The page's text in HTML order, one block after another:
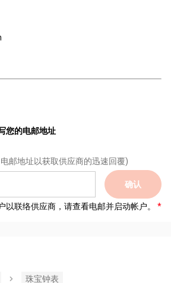
您的电邮地址
邮地址以获取供应商的迅速回覆)
确认
以联络供应商，请查看电邮并启动帐户。
珠宝钟表